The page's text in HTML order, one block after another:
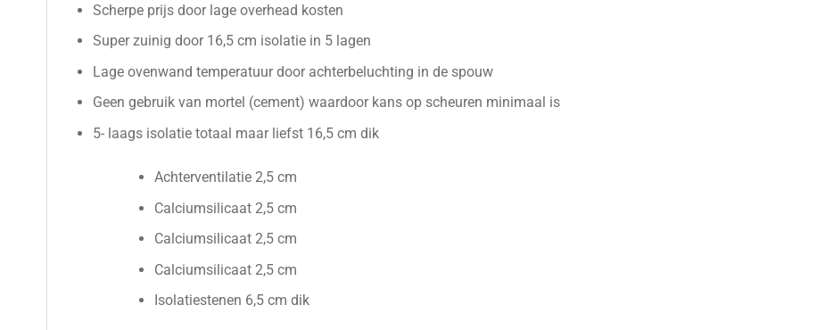
Scherpe prijs door lage overhead kosten
Super zuinig door 16,5 cm isolatie in 5 lagen
Lage ovenwand temperatuur door achterbeluchting in de spouw
Geen gebruik van mortel (cement) waardoor kans op scheuren minimaal is
5- laags isolatie totaal maar liefst 16,5 cm dik
Achterventilatie 2,5 cm
Calciumsilicaat 2,5 cm
Calciumsilicaat 2,5 cm
Calciumsilicaat 2,5 cm
Isolatiestenen 6,5 cm dik